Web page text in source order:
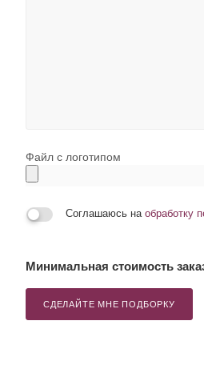
Файл с логотипом
Соглашаюсь на обработку
Минимальная стоимость
СДЕЛАЙТЕ МНЕ ПОДБОРКУ